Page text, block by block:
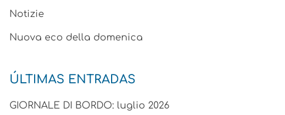
Notizie
Nuova eco della domenica
ÚLTIMAS ENTRADAS
GIORNALE DI BORDO: luglio 2026